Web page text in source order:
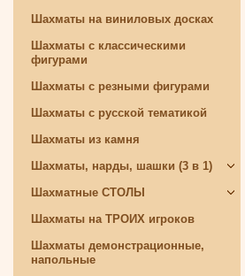
Шахматы на виниловых досках
Шахматы с классическими
фигурами
Шахматы с резными фигурами
Шахматы с русской тематикой
Шахматы из камня
Шахматы, нарды, шашки (3 в 1)
Шахматные СТОЛЫ
Шахматы на ТРОИХ игроков
Шахматы демонстрационные,
напольные